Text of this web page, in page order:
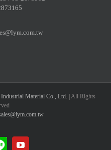
Material Co., Ltd. | All Rights
YouTube